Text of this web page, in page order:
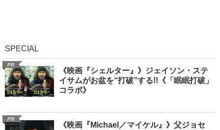
SPECIAL
PR
《映画『シェルター』》ジェイソン・ステ
イサムがお盆を“打破”する!!《「眠眠打破」
コラボ》
PR
《映画『Michael／マイケル』》父ジョセ